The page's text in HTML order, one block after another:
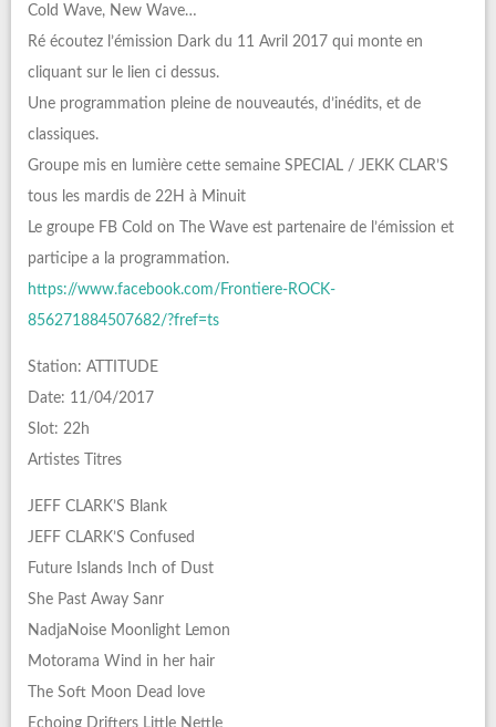
Cold Wave, New Wave…
Ré écoutez l’émission Dark du 11 Avril 2017 qui monte en
cliquant sur le lien ci dessus.
Une programmation pleine de nouveautés, d’inédits, et de
classiques.
Groupe mis en lumière cette semaine SPECIAL / JEKK CLAR’S
tous les mardis de 22H à Minuit
Le groupe FB Cold on The Wave est partenaire de l’émission et
participe a la programmation.
https://www.facebook.com/Frontiere-ROCK-
856271884507682/?fref=ts
Station: ATTITUDE
Date: 11/04/2017
Slot: 22h
Artistes Titres
JEFF CLARK’S Blank
JEFF CLARK’S Confused
Future Islands Inch of Dust
She Past Away Sanr
NadjaNoise Moonlight Lemon
Motorama Wind in her hair
The Soft Moon Dead love
Echoing Drifters Little Nettle